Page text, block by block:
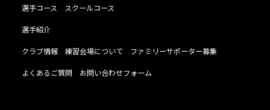
選手コース スクールコース
選手紹介
クラブ情報 練習会場について ファミリーサポーター募集
よくあるご質問 お問い合わせフォーム